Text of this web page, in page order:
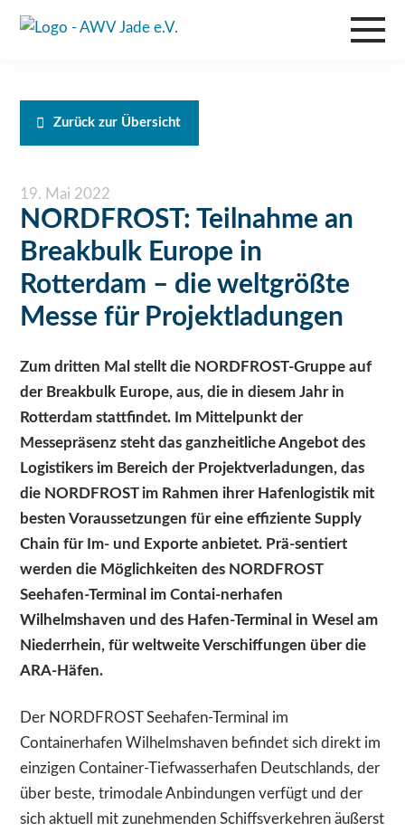
Zurück zur Übersicht
19. Mai 2022
NORDFROST: Teilnahme an
Breakbulk Europe in
Rotterdam – die weltgrößte
Messe für Projektladungen
Zum dritten Mal stellt die NORDFROST-Gruppe auf
der Breakbulk Europe, aus, die in diesem Jahr in
Rotterdam stattfindet. Im Mittelpunkt der
Messepräsenz steht das ganzheitliche Angebot des
Logistikers im Bereich der Projektverladungen, das
die NORDFROST im Rahmen ihrer Hafenlogistik mit
besten Voraussetzungen für eine effiziente Supply
Chain für Im- und Exporte anbietet. Prä-sentiert
werden die Möglichkeiten des NORDFROST
Seehafen-Terminal im Contai-nerhafen
Wilhelmshaven und des Hafen-Terminal in Wesel am
Niederrhein, für weltweite Verschiffungen über die
ARA-Häfen.
Der NORDFROST Seehafen-Terminal im
Containerhafen Wilhelmshaven befindet sich direkt im
einzigen Container-Tiefwasserhafen Deutschlands, der
über beste, trimodale Anbindungen verfügt und der
sich aktuell mit zunehmenden Schiffsverkehren äußerst